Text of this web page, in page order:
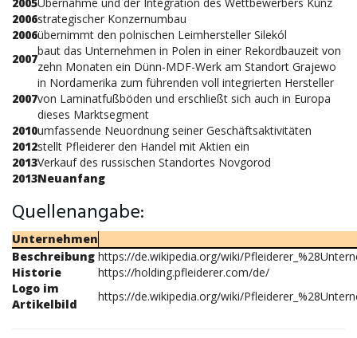
2006strategischer Konzernumbau
2006übernimmt den polnischen Leimhersteller Silekól
2007
baut das Unternehmen in Polen in einer Rekordbauzeit von
zehn Monaten ein Dünn-MDF-Werk am Standort Grajewo
2007
in Nordamerika zum führenden voll integrierten Hersteller
von Laminatfußböden und erschließt sich auch in Europa
dieses Marktsegment
2010umfassende Neuordnung seiner Geschäftsaktivitäten
2012stellt Pfleiderer den Handel mit Aktien ein
2013Verkauf des russischen Standortes Novgorod
2013Neuanfang
Quellenangabe:
Unternehmen
Beschreibung https://de.wikipedia.org/wiki/
Historie
https://holding.pfleiderer.com/de/
Logo im
Artikelbild
https://de.wikipedia.org/wiki/